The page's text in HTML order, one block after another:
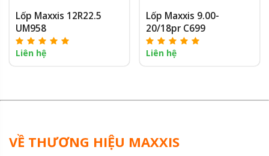
Lốp Maxxis 12R22.5
UM958
Liên hệ
Lốp Maxxis 9.00-
20/18pr C699
Liên hệ
VỀ THƯƠNG HIỆU MAXXIS